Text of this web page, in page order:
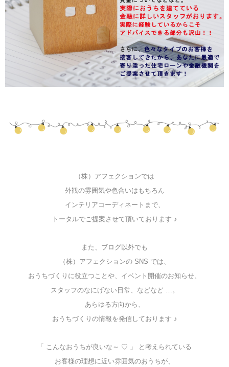
（株）アフェクションでは
外観の雰囲気や色合いはもちろん
インテリアコーディネートまで、
トータルでご提案させて頂いております ♪
また、ブログ以外でも
（株）アフェクションの SNS では、
おうちづくりに役立つことや、イベント開催のお知らせ、
スタッフのなにげない日常、などなど …。
あらゆる方向から、
おうちづくりの情報を発信しております ♪
「 こんなおうちが良いな～ ♡ 」 と考えられている
お客様の理想に近い雰囲気のおうちが、